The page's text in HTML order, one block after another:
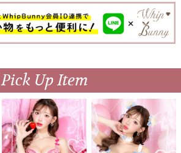
Pick Up Item